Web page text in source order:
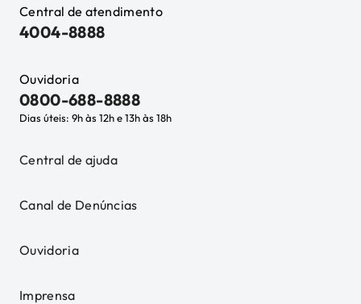
Central de atendimento
4004-8888
Ouvidoria
0800-688-8888
Dias úteis: 9h às 12h e 13h às 18h
Central de ajuda
Canal de Denúncias
Ouvidoria
Imprensa